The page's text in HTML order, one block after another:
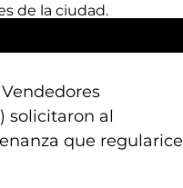
solicitaron al
que regularice